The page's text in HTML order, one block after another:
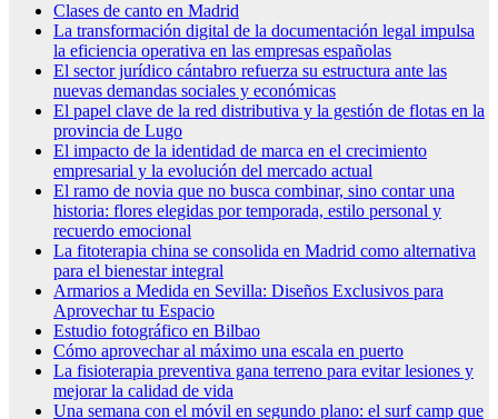
Clases de canto en Madrid
La transformación digital de la documentación legal impulsa
la eficiencia operativa en las empresas españolas
El sector jurídico cántabro refuerza su estructura ante las
nuevas demandas sociales y económicas
El papel clave de la red distributiva y la gestión de flotas en la
provincia de Lugo
El impacto de la identidad de marca en el crecimiento
empresarial y la evolución del mercado actual
El ramo de novia que no busca combinar, sino contar una
historia: flores elegidas por temporada, estilo personal y
recuerdo emocional
La fitoterapia china se consolida en Madrid como alternativa
para el bienestar integral
Armarios a Medida en Sevilla: Diseños Exclusivos para
Aprovechar tu Espacio
Estudio fotográfico en Bilbao
Cómo aprovechar al máximo una escala en puerto
La fisioterapia preventiva gana terreno para evitar lesiones y
mejorar la calidad de vida
Una semana con el móvil en segundo plano: el surf camp que